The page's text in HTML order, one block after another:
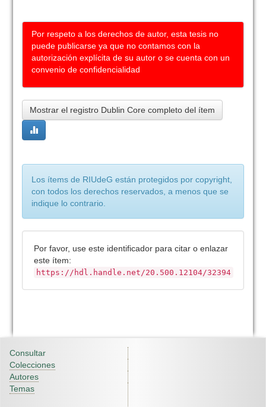
Por respeto a los derechos de autor, esta tesis no
puede publicarse ya que no contamos con la
autorización explícita de su autor o se cuenta con un
convenio de confidencialidad
Mostrar el registro Dublin Core completo del ítem
Los ítems de RIUdeG están protegidos por copyright,
con todos los derechos reservados, a menos que se
indique lo contrario.
Por favor, use este identificador para citar o enlazar
este ítem:
https://hdl.handle.net/20.500.12104/32394
Consultar
Colecciones
Autores
Temas